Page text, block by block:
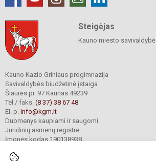
Steigėjas
Kauno miesto savivaldybė
Kauno Kazio Griniaus progimnazija
Savivaldybės biudžetinė įstaiga
Šiaurės pr. 97 Kaunas 49239
Tel./ faks. (8 37) 38 67 48
El. p. info@kgm.lt
Duomenys kaupiami ir saugomi
Juridinių asmenų registre
Įmonės kodas 190138938